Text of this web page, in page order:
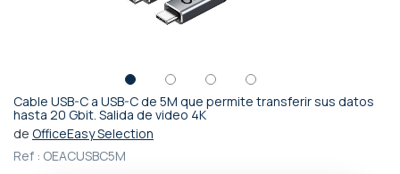
Cable USB-C a USB-C de 5M que permite transferir sus datos
hasta 20 Gbit. Salida de video 4K
de OfficeEasy Selection
Ref : OEACUSBC5M
Saltar
al
de